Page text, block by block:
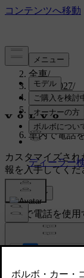
サポート
全車/
EX30 2027/
ユーザーマ
ディスプレ
電話/
車内で電話
カスタマイズされ
報を入手してくだ
サインイン
車内で電話を使用
車内では、
きます。